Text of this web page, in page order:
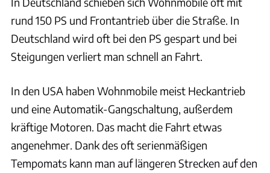
rund 150 PS und Frontantrieb über die Straße. In
Deutschland wird oft bei den PS gespart und bei
Steigungen verliert man schnell an Fahrt.
In den USA haben Wohnmobile meist Heckantrieb
und eine Automatik-Gangschaltung, außerdem
kräftige Motoren. Das macht die Fahrt etwas
angenehmer. Dank des oft serienmäßigen
Tempomats kann man auf längeren Strecken auf den